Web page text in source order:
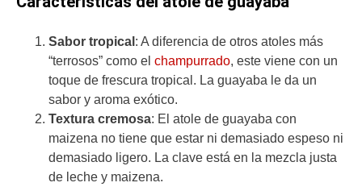
Sabor tropical : A diferencia de otros atoles más
“terrosos” como el champurrado, este viene con un
toque de frescura tropical. La guayaba le da un
sabor y aroma exótico.
Textura cremosa: El atole de guayaba con
maizena no tiene que estar ni demasiado espeso ni
demasiado ligero. La clave está en la mezcla justa
de leche y maizena.